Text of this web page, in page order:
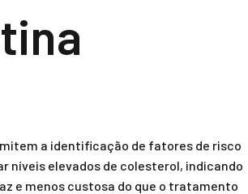
a identificação de fatores de risco
níveis elevados de colesterol, indicando
e menos custosa do que o tratamento